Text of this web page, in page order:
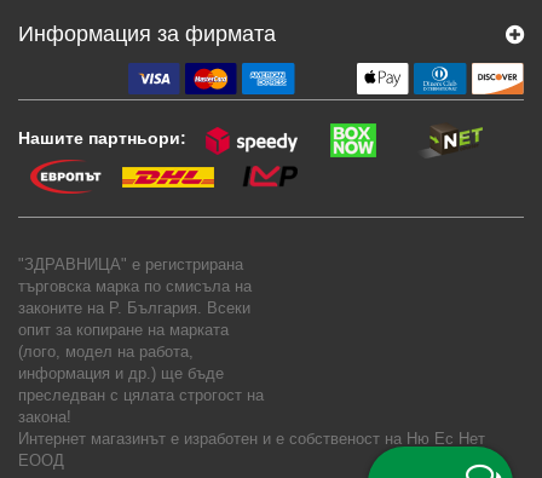
Информация за фирмата
Нашите партньори:
"ЗДРАВНИЦА" е регистрирана
търговска марка по смисъла на
законите на Р. България. Всеки
опит за копиране на марката
(лого, модел на работа,
информация и др.) ще бъде
преследван с цялата строгост на
закона!
Интернет магазинът е изработен и е собственост на Ню Ес Нет
ЕООД